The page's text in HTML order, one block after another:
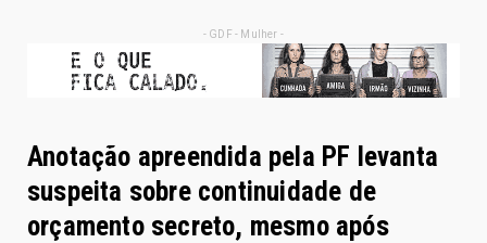
- GDF - Mulher -
Anotação apreendida pela PF levanta
suspeita sobre continuidade de
orçamento secreto, mesmo após